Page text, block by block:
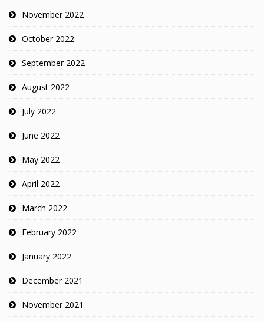
November 2022
October 2022
September 2022
August 2022
July 2022
June 2022
May 2022
April 2022
March 2022
February 2022
January 2022
December 2021
November 2021